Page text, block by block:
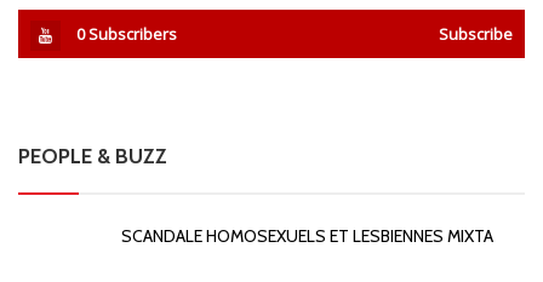
0Subscribers Subscribe
PEOPLE & BUZZ
SCANDALE HOMOSEXUELS ET LESBIENNES MIXTA